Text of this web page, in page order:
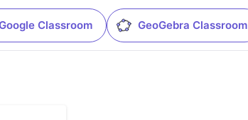
Classroom GeoGebra Classroom